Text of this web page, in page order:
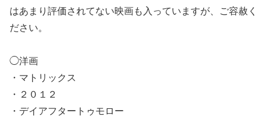
はあまり評価されてない映画も入っていますが、ご容赦く
ださい。
◯洋画
・マトリックス
・２０１２
・デイアフタートゥモロー